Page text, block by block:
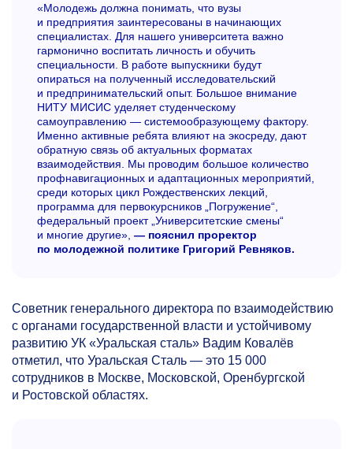
«Молодежь должна понимать, что вузы
и предприятия заинтересованы в начинающих
специалистах. Для нашего университета важно
гармонично воспитать личность и обучить
специальности. В работе выпускники будут
опираться на полученный исследовательский
и предпринимательский опыт. Большое внимание
НИТУ МИСИС уделяет студенческому
самоуправлению — системообразующему фактору.
Именно активные ребята влияют на экосреду, дают
обратную связь об актуальных форматах
взаимодействия. Мы проводим большое количество
профнавигационных и адаптационных мероприятий,
среди которых цикл Рождественских лекций,
программа для первокурсников „Погружение“,
федеральный проект „Университетские смены“
и многие другие», — пояснил проректор
по молодежной политике Григорий Ревняков.
Советник генерального директора по взаимодействию
с органами государственной власти и устойчивому
развитию УК «Уральская сталь» Вадим Ковалёв
отметил, что Уральская Сталь — это 15 000
сотрудников в Москве, Московской, Оренбургской
и Ростовской областях.